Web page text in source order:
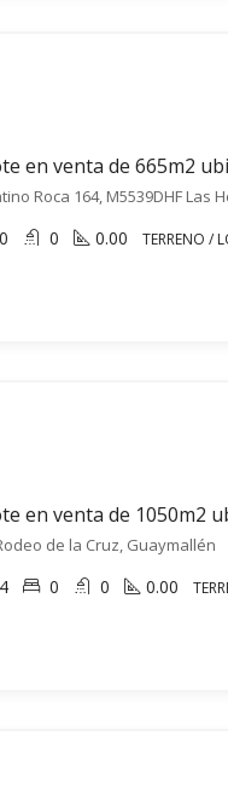
0 0.00 TERRENO /
de la Cruz, Guaymallén
0 0 0.00